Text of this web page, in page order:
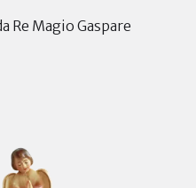
Re Magio Gaspare